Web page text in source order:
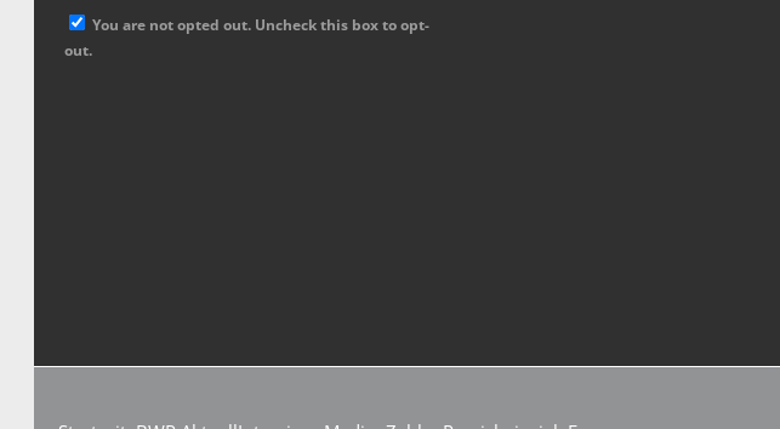
You are not opted out. Uncheck this box to opt-
out.